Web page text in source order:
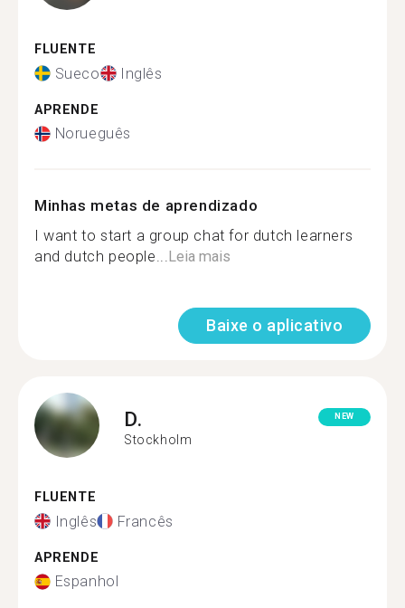
FLUENTE
Sueco Inglês
APRENDE
Norueguês
Minhas metas de aprendizado
I want to start a group chat for dutch learners
and dutch people...Leia mais
Baixe o aplicativo
D.
Stockholm
NEW
FLUENTE
Inglês Francês
APRENDE
Espanhol